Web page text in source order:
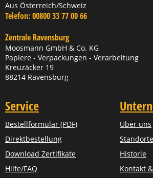
Aus Österreich/Schweiz
Telefon:00800 33 77 00 66
Zentrale Ravensburg
Moosmann GmbH & Co. KG
Papiere - Verpackungen - Verarbeitung
Kreuzäcker 19
88214 Ravensburg
Service
Bestellformular (PDF)
Direktbestellung
Download Zertifikate
Hilfe/FAQ
Über uns
Standorte
Historie
Kontakt